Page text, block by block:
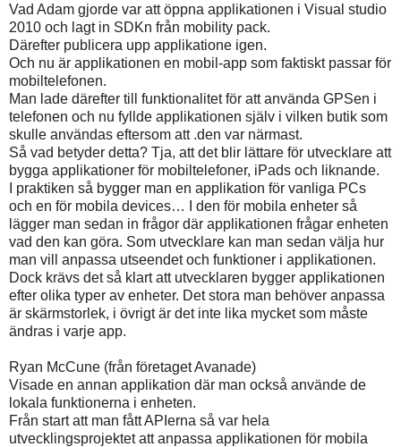
Vad Adam gjorde var att öppna applikationen i Visual studio
2010 och lagt in SDKn från mobility pack.
Därefter publicera upp applikatione igen.
Och nu är applikationen en mobil-app som faktiskt passar för
mobiltelefonen.
Man lade därefter till funktionalitet för att använda GPSen i
telefonen och nu fyllde applikationen själv i vilken butik som
skulle användas eftersom att .den var närmast.
Så vad betyder detta? Tja, att det blir lättare för utvecklare att
bygga applikationer för mobiltelefoner, iPads och liknande.
I praktiken så bygger man en applikation för vanliga PCs
och en för mobila devices… I den för mobila enheter så
lägger man sedan in frågor där applikationen frågar enheten
vad den kan göra. Som utvecklare kan man sedan välja hur
man vill anpassa utseendet och funktioner i applikationen.
Dock krävs det så klart att utvecklaren bygger applikationen
efter olika typer av enheter. Det stora man behöver anpassa
är skärmstorlek, i övrigt är det inte lika mycket som måste
ändras i varje app.
Ryan McCune (från företaget Avanade)
Visade en annan applikation där man också använde de
lokala funktionerna i enheten.
Från start att man fått APIerna så var hela
utvecklingsprojektet att anpassa applikationen för mobila